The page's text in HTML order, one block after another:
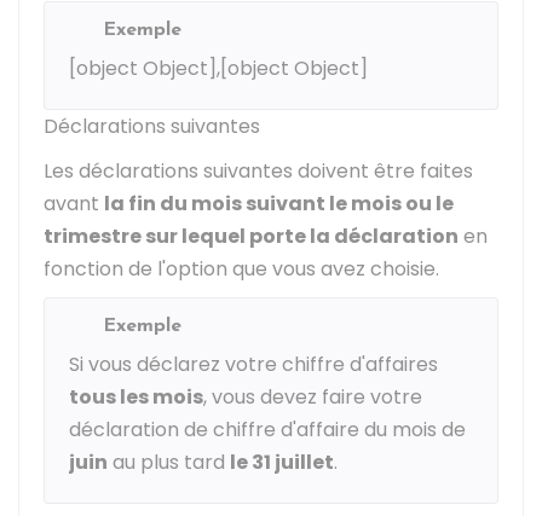
Exemple
[object Object],[object Object]
Déclarations suivantes
Les déclarations suivantes doivent être faites
avant la fin du mois suivant le mois ou le
trimestre sur lequel porte la déclaration en
fonction de l'option que vous avez choisie.
Exemple
Si vous déclarez votre chiffre d'affaires
tous les mois, vous devez faire votre
déclaration de chiffre d'affaire du mois de
juin au plus tard le 31 juillet.